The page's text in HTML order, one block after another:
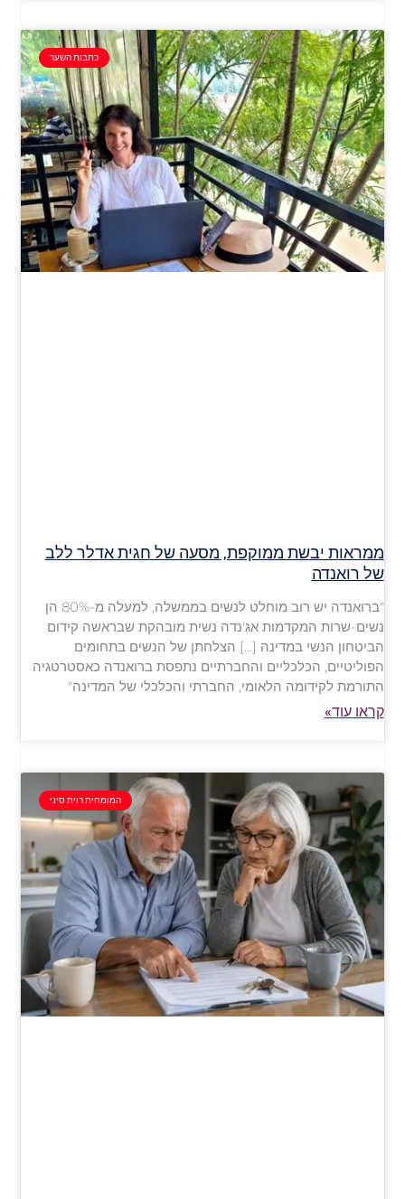
כתבות השער
ממראות יבשת ממוקפת, מסעה של חגית אדלר ללב
של רואנדה
"ברואנדה יש רוב מוחלט לנשים בממשלה, למעלה מ-80% הן
נשים-שרות המקדמות אג'נדה נשית מובהקת שבראשה קידום
הביטחון הנשי במדינה […] הצלחתן של הנשים בתחומים
הפוליטיים, הכלכליים והחברתיים נתפסת ברואנדה כאסטרטגיה
התורמת לקידומה הלאומי, החברתי והכלכלי של המדינה"
קראו עוד»
המומחית רוית סיני